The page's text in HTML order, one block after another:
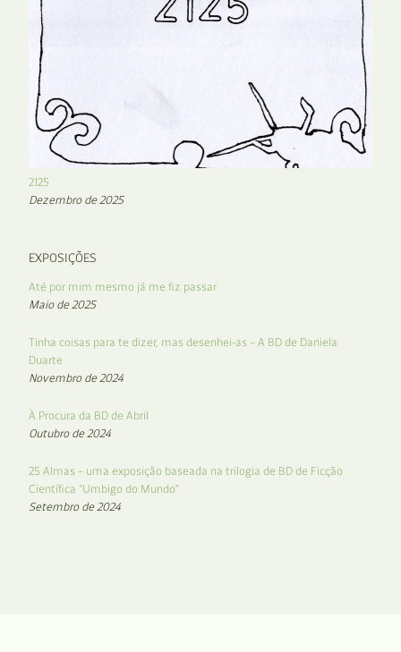
2125
Dezembro de 2025
EXPOSIÇÕES
Até por mim mesmo já me fiz passar
Maio de 2025
Tinha coisas para te dizer, mas desenhei-as – A BD de Daniela
Duarte
Novembro de 2024
À Procura da BD de Abril
Outubro de 2024
25 Almas – uma exposição baseada na trilogia de BD de Ficção
Científica “Umbigo do Mundo”
Setembro de 2024